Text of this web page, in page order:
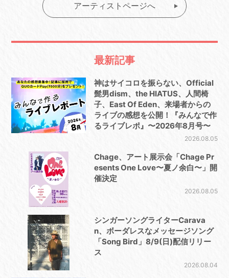
アーティストページへ
最新記事
神はサイコロを振らない、Official
髭男dism、the HIATUS、人間椅
子、East Of Eden、来場者からの
ライブの感想を公開！『みんなで作
るライブレポ』〜2026年8月号〜
2026.08.05
Chage、アート展示会「Chage Pr
esents One Love〜夏ノ余白〜」開
催決定
2026.08.05
シンガーソングライターCarava
n、ボーダレスなメッセージソング
「Song Bird」8/9(日)配信リリー
ス
2026.08.04